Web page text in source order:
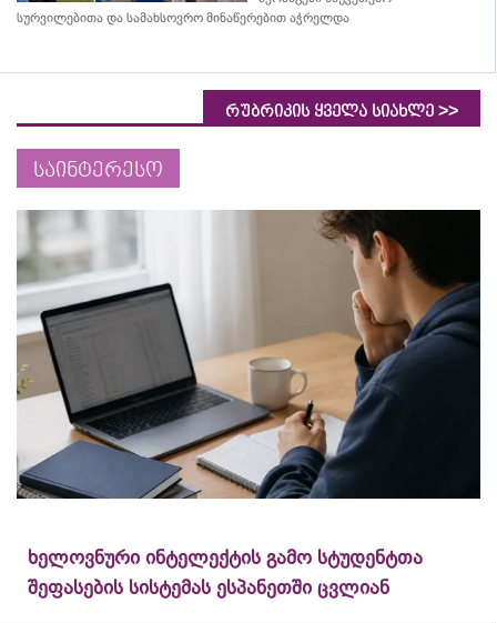
სურვილებითა და სამახსოვრო მინაწერებით აჭრელდა
რუბრიკის ყველა სიახლე >>
საინტერესო
ხელოვნური ინტელექტის გამო სტუდენტთა
შეფასების სისტემას ესპანეთში ცვლიან